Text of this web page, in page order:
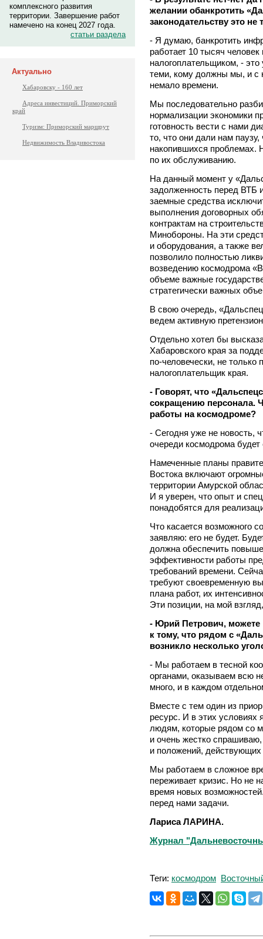
комплексного развития
территории. Завершение работ
намечено на конец 2027 года.
статьи раздела
Актуально
Хабаровску - 160 лет
Адреса инвестиций. Приморский
край
Туризм: Приморский маршрут
Недвижимость Владивостока
желании обанкротить
законодательству это не
- Я думаю, банкротить
работает 10 тысяч
налогоплательщиком, -
теми, кому должны мы, и с
немало времени.
Мы последовательно
нормализации экономики
готовность вести с нами
то, что они дали нам
накопившихся проблемах.
по их обслуживанию.
На данный момент у
задолженность перед ВТБ
заемные средства
выполнения договорных
контрактам на
Минобороны. На эти
и оборудования, а также
позволило полностью
возведению космодрома
объеме важные
стратегически важных
В свою очередь,
ведем активную
Отдельно хотел бы
Хабаровского края за
по-человечески, не
налогоплательщик края.
- Говорят, что
сокращению персонала.
работы на космодроме?
- Сегодня уже не новость,
очереди космодрома
Намеченные планы
Востока включают
территории Амурской
И я уверен, что опыт и
понадобятся для
Что касается возможного
заявляю: его не будет.
должна обеспечить
эффективности работы
требований времени.
требуют своевременную
плана работ, их
Эти позиции, на мой
- Юрий Петрович, можете
к тому, что рядом с
возникло несколько
- Мы работаем в тесной
органами, оказываем всю
много, и в каждом
Вместе с тем один из
ресурс. И в этих условиях
людям, которые рядом со
и очень жестко
и положений, действующих
Мы работаем в сложное
переживает кризис. Но не
время новых
перед нами задачи.
Лариса ЛАРИНА.
Журнал
Теги: космодром